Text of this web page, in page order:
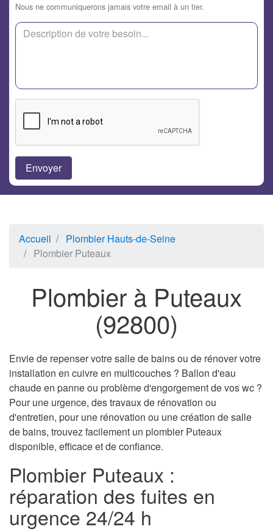
Nous ne communiquerons jamais votre email à un tier.
Accueil
Plombier Hauts-de-Seine
Plombier Puteaux
Plombier à Puteaux
(92800)
Envie de repenser votre salle de bains ou de rénover votre
installation en cuivre en multicouches ? Ballon d'eau
chaude en panne ou problème d'engorgement de vos wc ?
Pour une urgence, des travaux de rénovation ou
d'entretien, pour une rénovation ou une création de salle
de bains, trouvez facilement un plombier Puteaux
disponible, efficace et de confiance.
Plombier Puteaux :
réparation des fuites en
urgence 24/24 h